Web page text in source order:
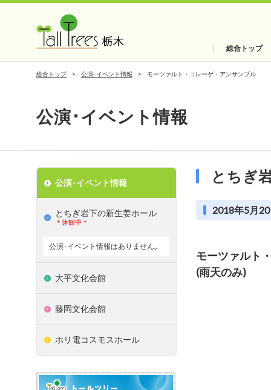
総合トップ
総合トップ 公演･イベント情報 モーツァルト・コレーゲ・アンサンブル
公演･イベント情報
とちぎ
2018年5月
モーツァルト
(雨天のみ)
公演･イベント情報
とちぎ岩下の新⽣姜ホール
＊休館中＊
公演･イベント情報はありません｡
大平文化会館
藤岡文化会館
ホリ電コスモスホール